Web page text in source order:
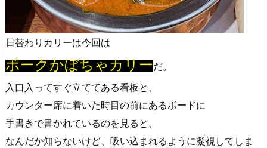
日替わりカリーは今回は
ポークかぼちゃカリーだ。
入口入ってすぐ立ててある看板と、
カウンター席に着いた時目の前にあるボードに
手書きで書かれているのを見ると、
なんだか知らないけど、吸い込まれるように凝視してしま